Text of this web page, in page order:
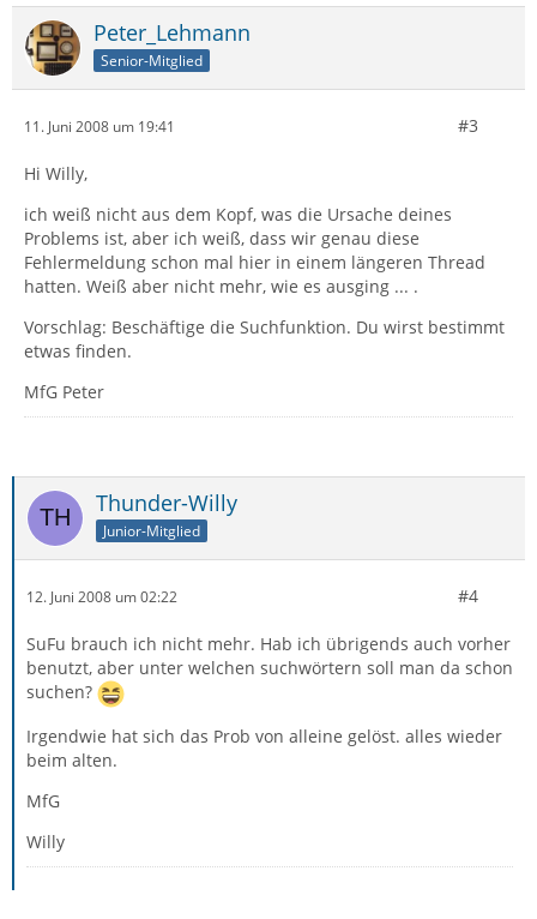
Peter_Lehmann
Senior-Mitglied
11. Juni 2008 um 19:41 #3
Hi Willy,
ich weiß nicht aus dem Kopf, was die Ursache deines
Problems ist, aber ich weiß, dass wir genau diese
Fehlermeldung schon mal hier in einem längeren Thread
hatten. Weiß aber nicht mehr, wie es ausging ... .
Vorschlag: Beschäftige die Suchfunktion. Du wirst bestimmt
etwas finden.
MfG Peter
Thunder-Willy
Junior-Mitglied
12. Juni 2008 um 02:22 #4
SuFu brauch ich nicht mehr. Hab ich übrigends auch vorher
benutzt, aber unter welchen suchwörtern soll man da schon
suchen?
Irgendwie hat sich das Prob von alleine gelöst. alles wieder
beim alten.
MfG
Willy